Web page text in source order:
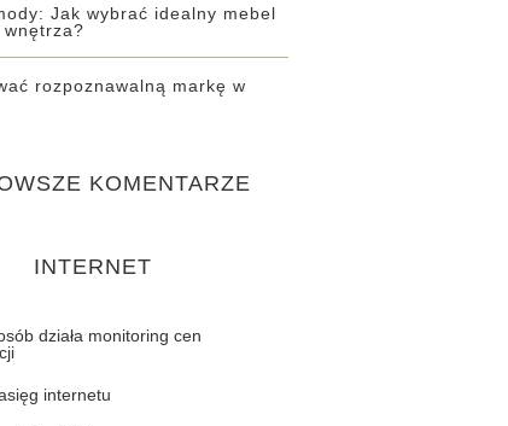
Jak wybrać idealny mebel
rozpoznawalną markę w
KOMENTARZE
INTERNET
działa monitoring cen
internetu